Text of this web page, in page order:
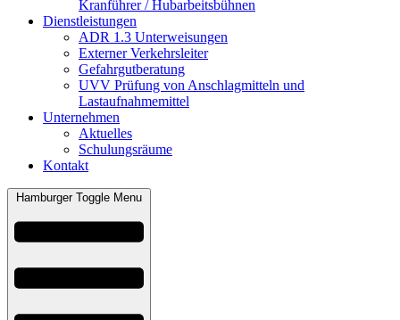
Kranführer / Hubarbeitsbühnen
Dienstleistungen
ADR 1.3 Unterweisungen
Externer Verkehrsleiter
Gefahrgutberatung
UVV Prüfung von Anschlagmitteln und
Lastaufnahmemittel
Unternehmen
Aktuelles
Schulungsräume
Kontakt
Hamburger Toggle Menu